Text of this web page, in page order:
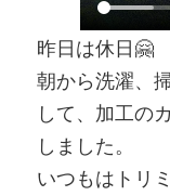
昨日は休日🤗
朝から洗濯、
して、加工の
しました。
いつもはトリ